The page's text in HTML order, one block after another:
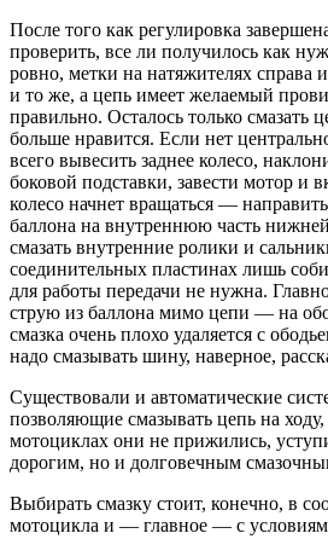
После того как регулировка
проверить, все ли получилось как
ровно, метки на натяжителях справа
и то же, а цепь имеет желаемый
правильно. Осталось только смазать
больше нравится. Если нет
всего вывесить заднее колесо,
боковой подставки, завести мотор и
колесо начнет вращаться —
баллона на внутреннюю часть
смазать внутренние ролики и
соединительных пластинах лишь
для работы передачи не нужна.
струю из баллона мимо цепи — на
смазка очень плохо удаляется с
надо смазывать шину, наверное,
Существовали и автоматические
позволяющие смазывать цепь на
мотоциклах они не прижились,
дорогим, но и долговечным
Выбирать смазку стоит, конечно, в
мотоцикла и — главное — с